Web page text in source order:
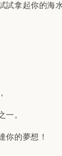
試拿起你的海水
一。
你的夢想！